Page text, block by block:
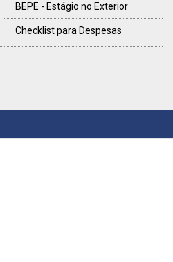
BEPE - Estágio no Exterior
Checklist para Despesas